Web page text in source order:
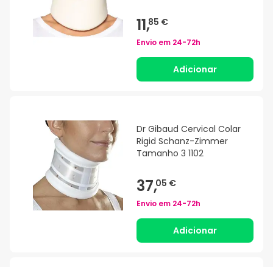
11,85 €
Envio em 24-72h
Adicionar
Dr Gibaud Cervical Colar
Rigid Schanz-Zimmer
Tamanho 3 1102
37,05 €
Envio em 24-72h
Adicionar